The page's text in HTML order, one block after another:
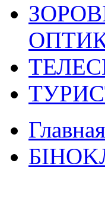
Главная